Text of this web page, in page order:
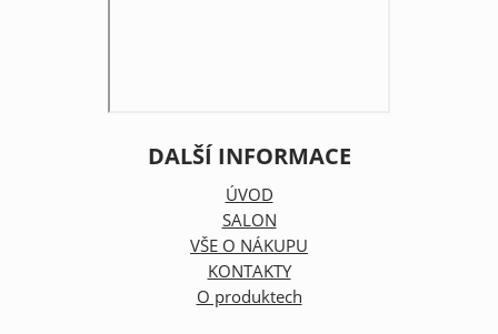
DALŠÍ INFORMACE
ÚVOD
SALON
VŠE O NÁKUPU
KONTAKTY
O produktech